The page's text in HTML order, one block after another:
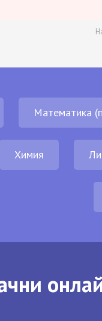
Математика
Химия